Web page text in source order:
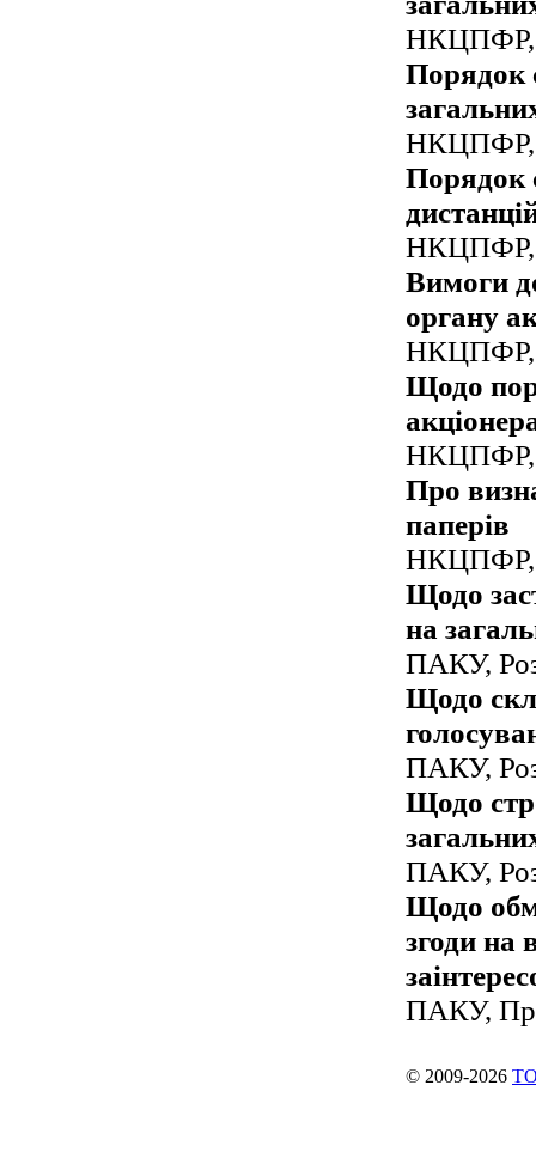
НКЦПФР,
Порядок
НКЦПФР,
Порядок
НКЦПФР,
Вимоги
органу
НКЦПФР,
Щодо
НКЦПФР,
Про
паперів
НКЦПФР,
Щодо
на
ПАКУ,
Щодо
ПАКУ,
Щодо
ПАКУ,
Щодо
згоди на
ПАКУ,
© 2009-2026